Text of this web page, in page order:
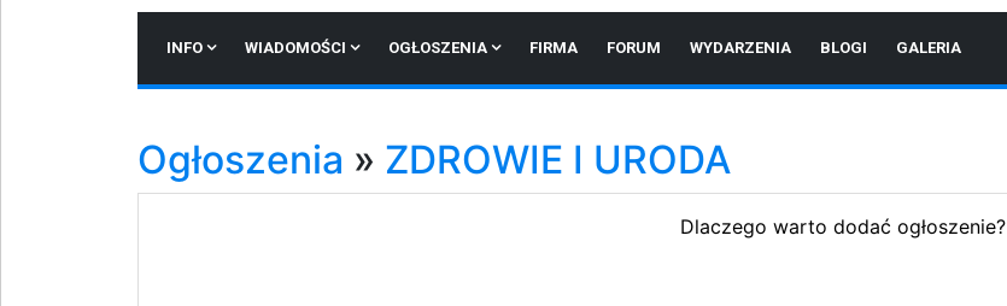
INFO WIADOMOŚCI OGŁOSZENIA FIRMA FORUM WYDARZENIA BLOGI GALERIA
Ogłoszenia » ZDROWIE I URODA
Dlaczego warto dodać ogłoszenie?